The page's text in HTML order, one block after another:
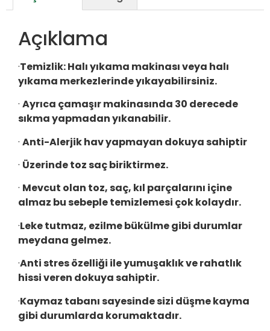
Açıklama
·Temizlik: Halı yıkama makinası veya halı
yıkama merkezlerinde yıkayabilirsiniz.
· Ayrıca çamaşır makinasında 30 derecede
sıkma yapmadan yıkanabilir.
· Anti-Alerjik hav yapmayan dokuya sahiptir
· Üzerinde toz saç biriktirmez.
· Mevcut olan toz, saç, kıl parçalarını içine
almaz bu sebeple temizlemesi çok kolaydır.
·Leke tutmaz, ezilme bükülme gibi durumlar
meydana gelmez.
·Anti stres özelliği ile yumuşaklık ve rahatlık
hissi veren dokuya sahiptir.
·Kaymaz tabanı sayesinde sizi düşme kayma
gibi durumlarda korumaktadır.